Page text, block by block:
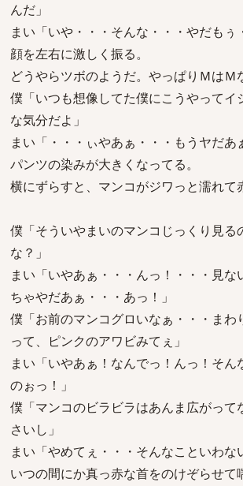
んだ」
まい「いや・・・そんな・・・やだもぅ
顔を左右に激しく振る。
どうやらツボのようだ。やっぱりＭはＭ
僕「いつも想像してた僕にこうやってイ
な気分だよ」
まい「・・・ぃやあぁ・・・もうヤだあ
パンツの染みが大きくなってる。
横にずらすと、マンコがジワっと濡れて
僕「そういやまいのマンコじっくり見る
な？」
まい「いやあぁ・・・んっ！・・・見な
ちゃやだあぁ・・・あっ！」
僕「お前のマンコグロいなぁ・・・まわ
って、ピンクのアワビみてぇ」
まい「いやあぁ！なんでっ！んっ！そん
のぉっ！」
僕「マンコのビラビラはあんま広がって
さいし」
まい「やめてぇ・・・そんなこといわな
いつの間にか真っ赤な首をのけぞらせて